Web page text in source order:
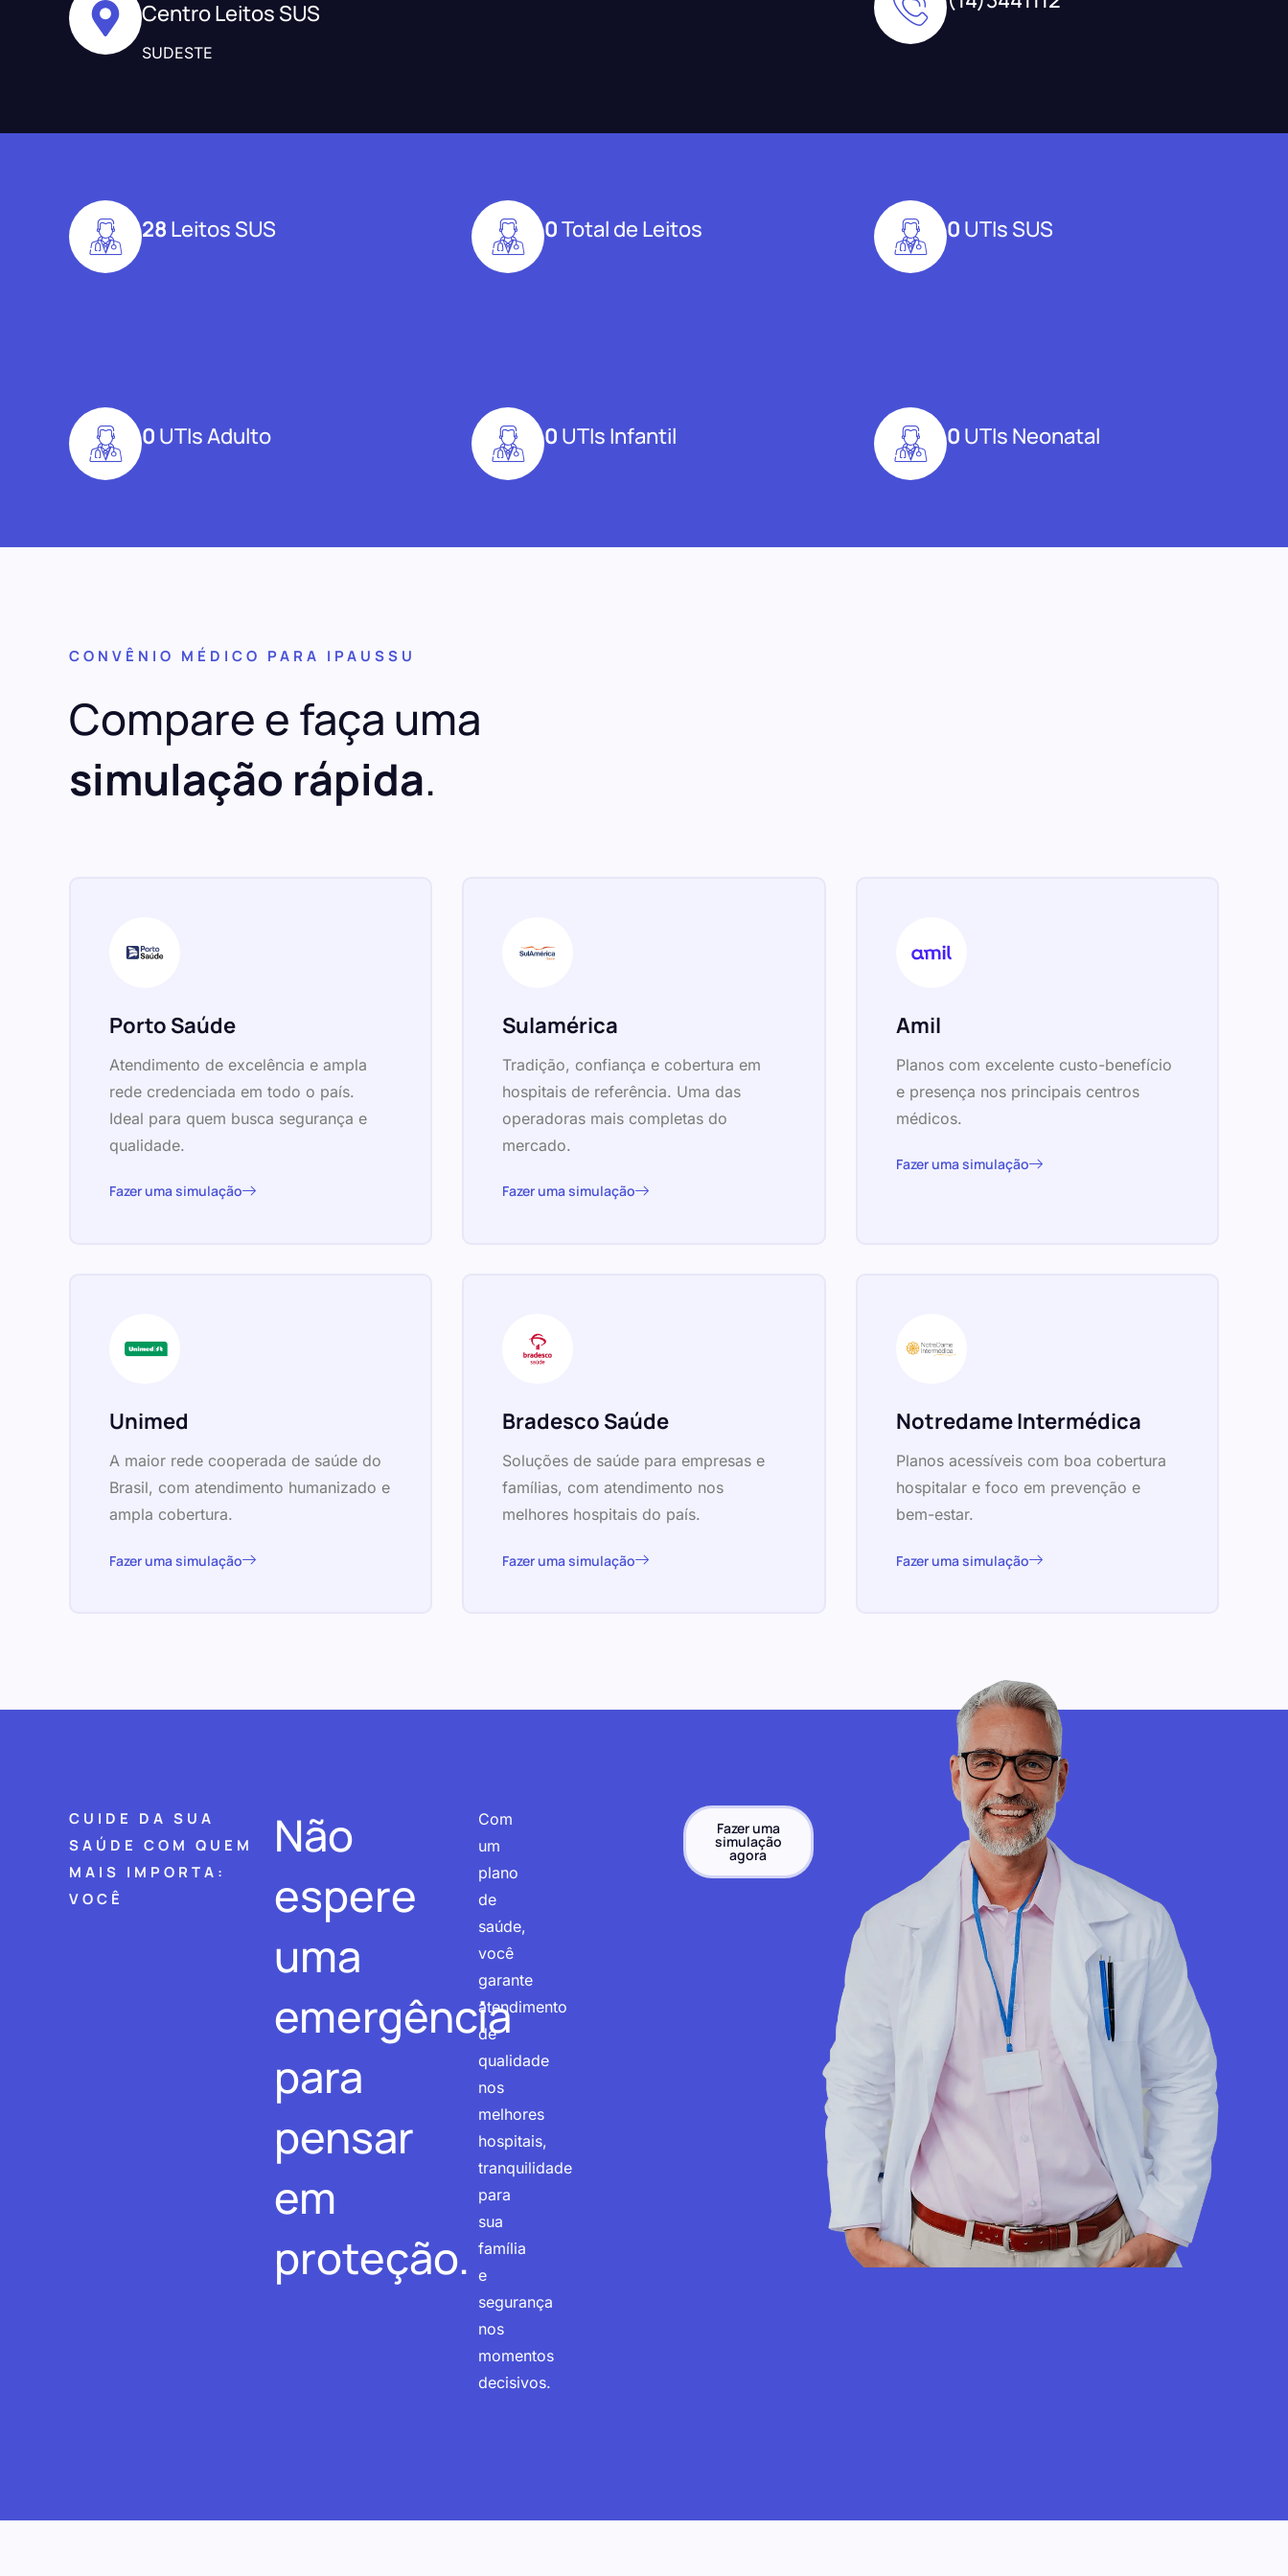
Centro Leitos SUS
SUDESTE
28 Leitos SUS 0Total de Leitos 0 UTIs SUS
0 UTIs Adulto 0 UTIs Infantil 0 UTIs Neonatal
CONVÊNIO MÉDICO PARA IPAUSSU
Compare e faça uma
simulação rápida.
Porto Saúde
Atendimento de excelência e ampla
rede credenciada em todo o país.
Ideal para quem busca segurança e
qualidade.
Fazer uma simulação
Sulamérica
Tradição, confiança e cobertura em
hospitais de referência. Uma das
operadoras mais completas do
mercado.
Fazer uma simulação
Amil
Planos com excelente custo-benefício
e presença nos principais centros
médicos.
Fazer uma simulação
Unimed
A maior rede cooperada de saúde do
Brasil, com atendimento humanizado e
ampla cobertura.
Fazer uma simulação
Bradesco Saúde
Soluções de saúde para empresas e
famílias, com atendimento nos
melhores hospitais do país.
Fazer uma simulação
Notredame Intermédica
Planos acessíveis com boa cobertura
hospitalar e foco em prevenção e
bem-estar.
Fazer uma simulação
CUIDE DA SUA
SAÚDE COM QUEM
MAIS IMPORTA:
VOCÊ
Não
espere
uma
emergência
para
pensar
em
proteção.
Com
um
plano
de
saúde,
você
garante
atendimento
de
qualidade
nos
melhores
hospitais,
tranquilidade
para
sua
família
e
segurança
nos
momentos
decisivos.
Fazer uma
simulação
agora